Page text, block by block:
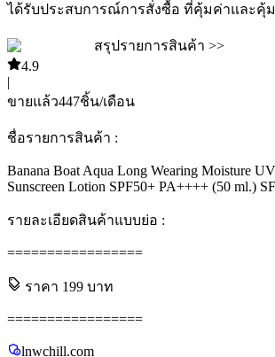
ได้รับประสบการณ์การสั่งซื้อ ที่คุ้มค่าและคุ้
สรุปรายการสินค้า >>
4.9
|
ขายแล้ว447ชิ้น/เดือน
ชื่อรายการสินค้า :
Banana Boat Aqua Long Wearing Moisture
Sunscreen Lotion SPF50+ PA++++ (50 ml.)
รายละเอียดสินค้าแบบย่อ :
=================
ราคา 199 บาท
=================
lnwchill.com